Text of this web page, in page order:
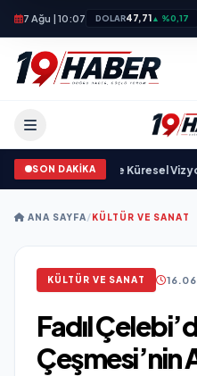
7 Ağu | 10:07 DOLAR47,71▲ %0,17
SON DAKİKA
Sanayinde Küresel Vizyon
ANA SAYFA/KÜLTÜR VE SANAT
KÜLTÜR VE SANAT
Fadıl
Çeşmesi’nin